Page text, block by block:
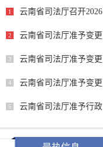
1 云南省司法厅召开2026
2 云南省司法厅准予变更
3 云南省司法厅准予变更
4 云南省司法厅准予变更
5 云南省司法厅准予行政